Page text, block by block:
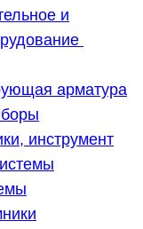
и
арматура
инструмент